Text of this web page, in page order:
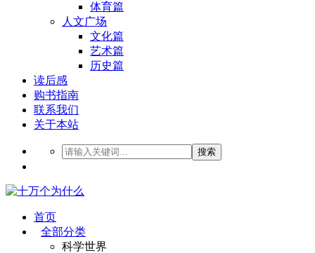
体育篇
人文广场
文化篇
艺术篇
历史篇
读后感
购书指南
联系我们
关于本站
搜索
首页
全部分类
科学世界